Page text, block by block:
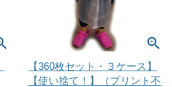
【360枚セット・３ケース】
【使い捨て！】（プリント不